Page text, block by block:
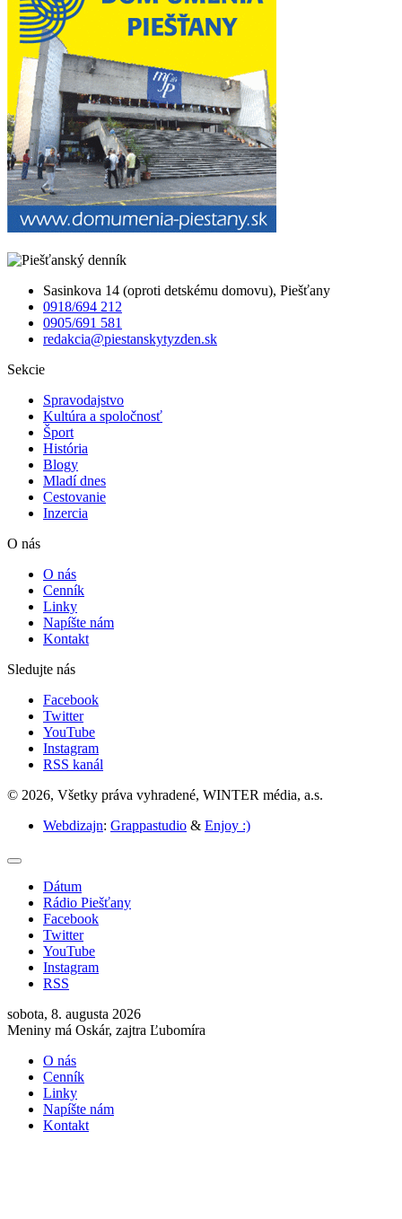
Sasinkova 14 (oproti detskému domovu), Piešťany
0918/694 212
0905/691 581
redakcia@piestanskytyzden.sk
Sekcie
Spravodajstvo
Kultúra a spoločnosť
Šport
História
Blogy
Mladí dnes
Cestovanie
Inzercia
O nás
O nás
Cenník
Linky
Napíšte nám
Kontakt
Sledujte nás
Facebook
Twitter
YouTube
Instagram
RSS kanál
© 2026, Všetky práva vyhradené, WINTER média, a.s.
Webdizajn: Grappastudio & Enjoy :)
Dátum
Rádio Piešťany
Facebook
Twitter
YouTube
Instagram
RSS
sobota, 8. augusta 2026
Meniny má Oskár, zajtra Ľubomíra
O nás
Cenník
Linky
Napíšte nám
Kontakt